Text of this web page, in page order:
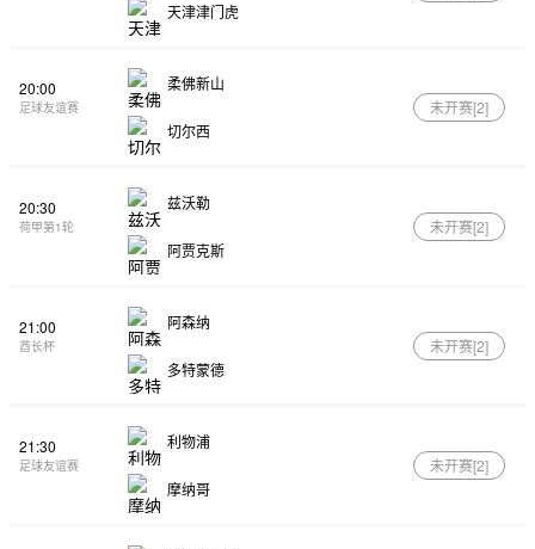
天津津门虎
20:00
足球友谊赛
柔佛新山
切尔西
未开赛[2]
20:30
荷甲第1轮
兹沃勒
阿贾克斯
未开赛[2]
21:00
酋长杯
阿森纳
多特蒙德
未开赛[2]
21:30
足球友谊赛
利物浦
摩纳哥
未开赛[2]